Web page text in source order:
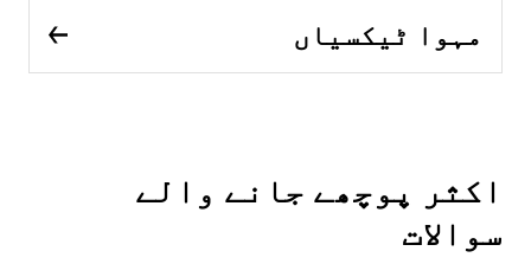
مہوا ٹیکسیاں
اکثر پوچھے جانے والے
سوالات